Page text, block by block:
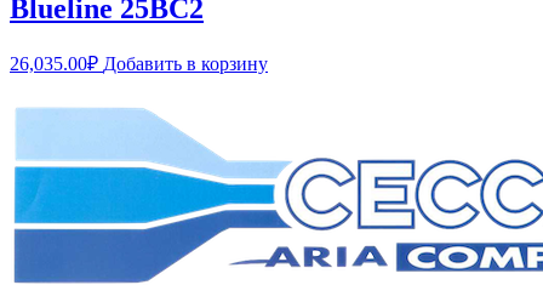
Blueline 25BC2
26,035.00₽ Добавить в корзину